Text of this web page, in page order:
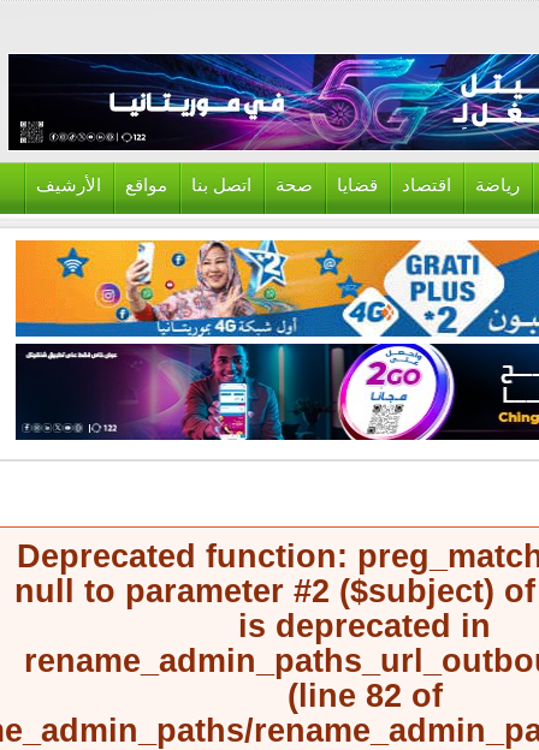
اقتصاد قضايا صحة اتصل بنا مواقع الأرشيف
Deprecated function:
null to parameter #2 ($subject)
is deprecated in
(line82of